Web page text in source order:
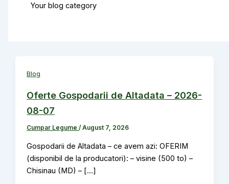
Your blog category
Blog
Oferte Gospodarii de Altadata – 2026-
08-07
Cumpar Legume/August 7, 2026
Gospodarii de Altadata – ce avem azi: OFERIM
(disponibil de la producatori): – visine (500 to) –
Chisinau (MD) – […]